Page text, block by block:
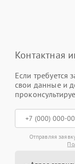
Контактная
Если требуется
свои данные и
Отправляя